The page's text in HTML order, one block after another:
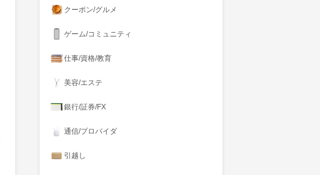
クーポン/グルメ
ゲーム/コミュニティ
仕事/資格/教育
美容/エステ
銀行/証券/FX
通信/プロバイダ
引越し